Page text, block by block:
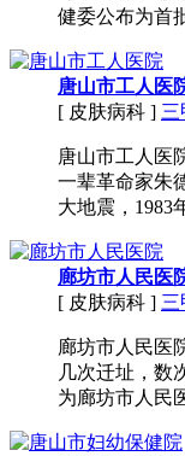
健委公布为首
唐山市工人医
[ 皮肤病科 ] 三
唐山市工人医
一辈革命家朱
大地震，1983
廊坊市人民医
[ 皮肤病科 ] 三
廊坊市人民医
几次迁址，数
为廊坊市人民